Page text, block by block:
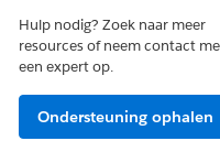
machine
Scenario: Michael wil
Michael: Ik moet
Hulp nodig? Zoek naar meer
resources of neem contact
een expert op.
Ondersteuning ophalen